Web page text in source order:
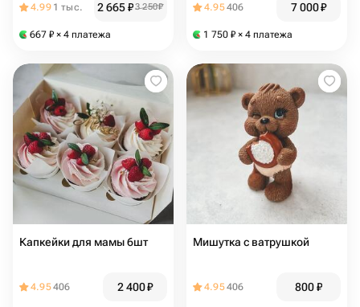
4.99 1 тыс. 2 665₽3 250₽
667 ₽ × 4 платежа
4.95406 7 000₽
1 750 ₽ × 4 платежа
Капкейки для мамы 6шт
4.95406 2 400₽
Мишутка с ватрушкой
4.95406 800₽